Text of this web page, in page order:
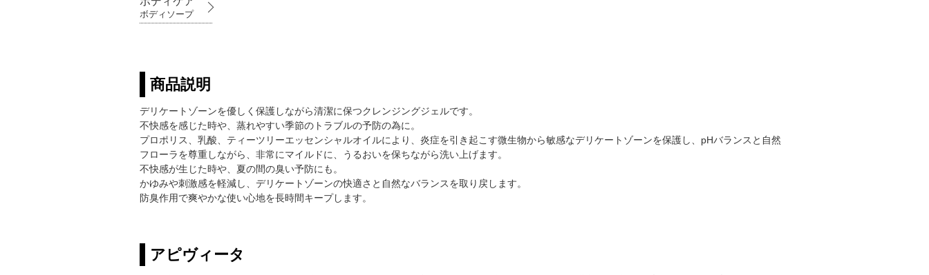
ボディソープ
商品説明
デリケートゾーンを優しく保護しながら清潔に保つクレンジングジェルです。
不快感を感じた時や、蒸れやすい季節のトラブルの予防の為に。
プロポリス、乳酸、ティーツリーエッセンシャルオイルにより、炎症を引き起こす微生物から敏感なデリケートゾーンを保護し、pHバランスと自然
フローラを尊重しながら、非常にマイルドに、うるおいを保ちながら洗い上げます。
不快感が生じた時や、夏の間の臭い予防にも。
かゆみや刺激感を軽減し、デリケートゾーンの快適さと自然なバランスを取り戻します。
防臭作用で爽やかな使い心地を長時間キープします。
アピヴィータ